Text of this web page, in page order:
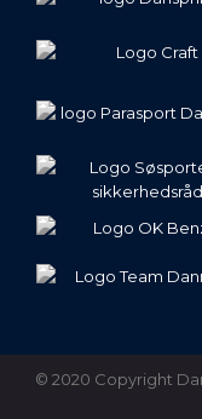
© 2020 Copyright